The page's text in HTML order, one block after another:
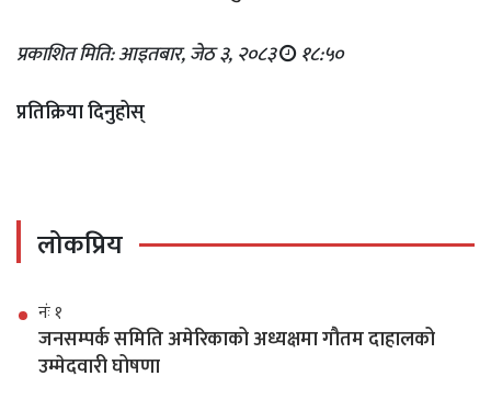
प्रकाशित मिति: आइतबार, जेठ ३, २०८३ १८:५०
प्रतिक्रिया दिनुहोस्
लोकप्रिय
नंः १
जनसम्पर्क समिति अमेरिकाको अध्यक्षमा गौतम दाहालको
उम्मेदवारी घोषणा